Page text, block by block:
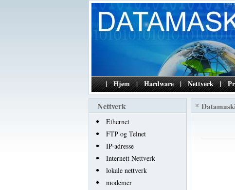
| Hjem | Hardware | Nettverk |
Nettverk
Ethernet
FTP og Telnet
IP-adresse
Internett Nettverk
lokale nettverk
modemer
*